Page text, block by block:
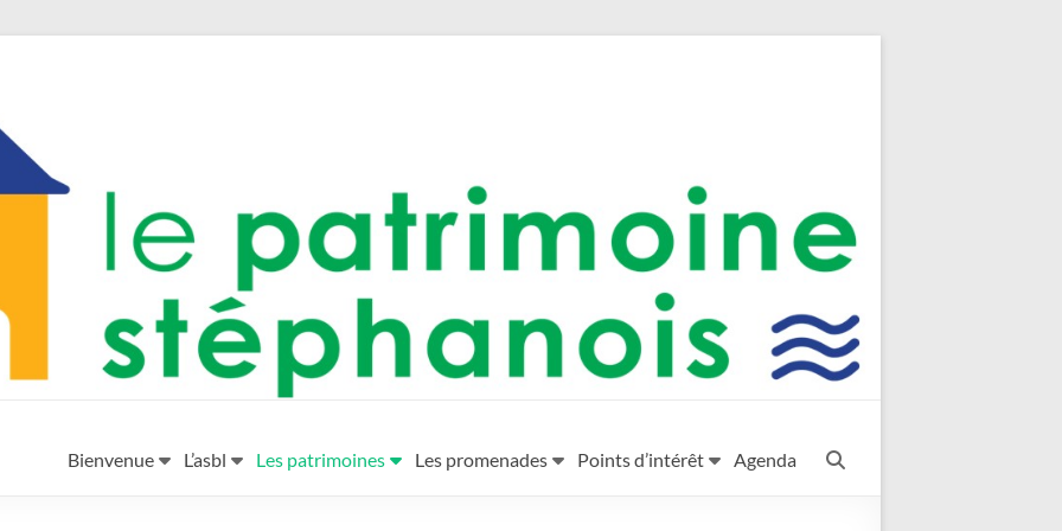
Bienvenue L’asbl Les patrimoines Les promenades Points d’intérêt Agenda